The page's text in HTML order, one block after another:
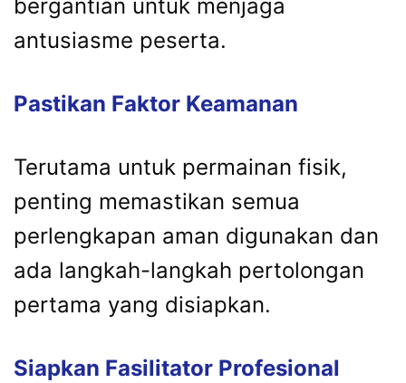
bergantian untuk menjaga
antusiasme peserta.
Pastikan Faktor Keamanan
Terutama untuk permainan fisik,
penting memastikan semua
perlengkapan aman digunakan dan
ada langkah-langkah pertolongan
pertama yang disiapkan.
Siapkan Fasilitator Profesional